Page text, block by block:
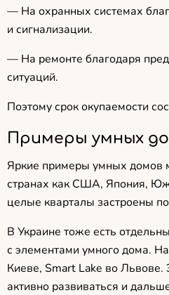
— На охранных системах
и сигнализации.
— На ремонте благодаря
ситуаций.
Поэтому срок окупаемости
Примеры умных
Яркие примеры умных домов
странах как США, Япония,
целые кварталы застроены
В Украине тоже есть
с элементами умного дома.
Киеве, Smart Lake во Львове.
активно развиваться и